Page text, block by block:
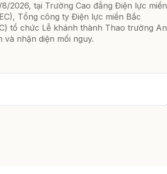
2026, tại Trường Cao đẳng Điện lực miền
Tổng công ty Điện lực miền Bắc
tổ chức Lễ khánh thành Thao trường An
và nhận diện mối nguy.